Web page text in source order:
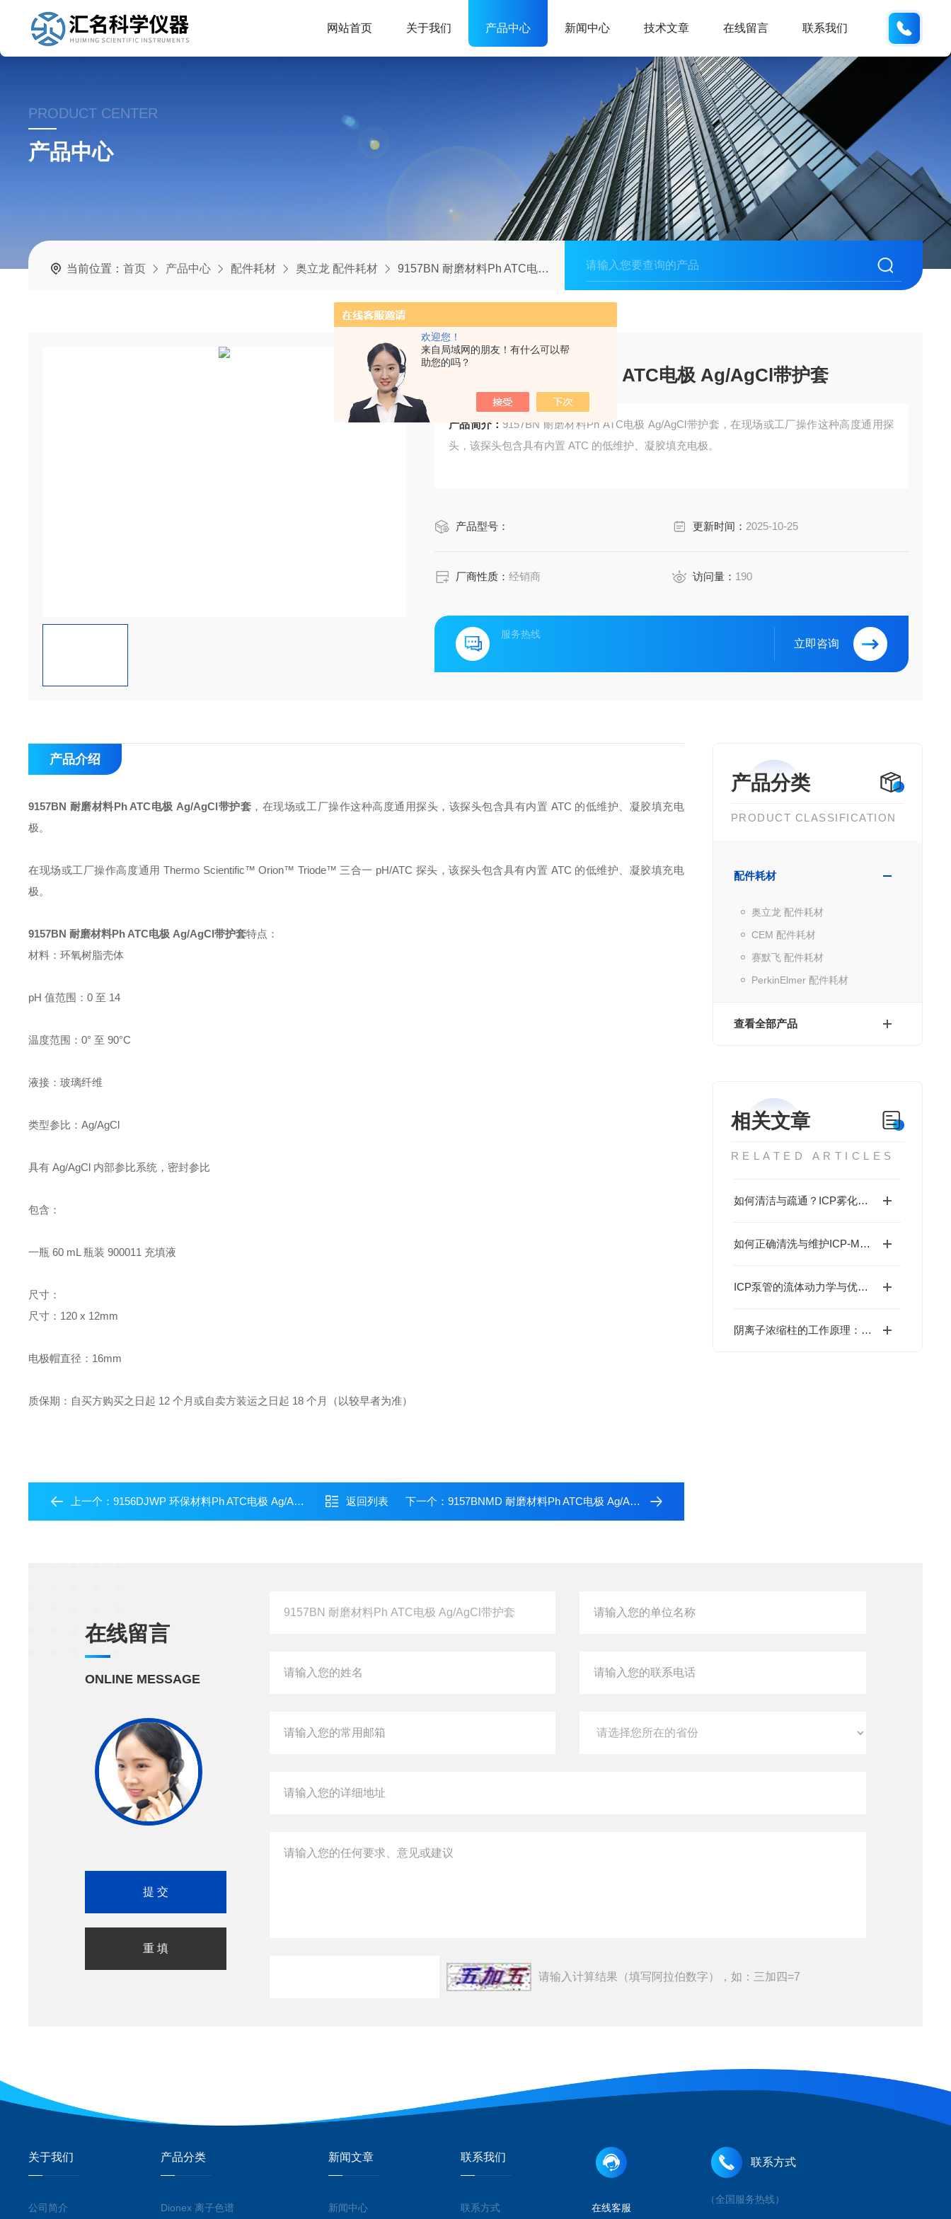
欢迎您！
来自局域网的朋友！有什么可以帮
助您的吗？
网站首页 关于我们 产品中心 新闻中心 技术文章 在线留言 联系我们
PRODUCT CENTER
产品中心
当前位置：首页 产品中心 配件耗材 奥立龙 配件耗材 9157BN 耐磨材料Ph ATC电极 Ag/AgCl带护套
9157BN 耐磨材料Ph ATC电极 Ag/AgCl带护套
产品简介： 9157BN 耐磨材料Ph ATC电极 Ag/AgCl带护套，在现场或工厂操作这种高度通用探
头，该探头包含具有内置 ATC 的低维护、凝胶填充电极。
产品型号： 更新时间： 2025-10-25
厂商性质：经销商 访问量： 190
服务热线
立即咨询
产品分类
PRODUCT CLASSIFICATION
配件耗材
奥立龙 配件耗材
CEM 配件耗材
赛默飞 配件耗材
PerkinElmer 配件耗材
查看全部产品
相关文章
RELATED ARTICLES
如何清洁与疏通？ICP雾化器堵塞的预防与处理
如何正确清洗与维护ICP-MS样品锥？酸洗、超声与专业清洗流程
ICP泵管的流体动力学与优化设计
阴离子浓缩柱的工作原理：离子交换与吸附机制解析
产品介绍
9157BN 耐磨材料Ph ATC电极 Ag/AgCl带护套 ，在现场或工厂操作这种高度通用探头，该探头包含具有内置 ATC 的低维护、凝胶填充电
极。
在现场或工厂操作高度通用 Thermo Scientific™ Orion™ Triode™ 三合一 pH/ATC 探头，该探头包含具有内置 ATC 的低维护、凝胶填充电
极。
9157BN 耐磨材料Ph ATC电极 Ag/AgCl带护套特点：
材料：环氧树脂壳体
pH 值范围：0 至 14
温度范围：0° 至 90°C
液接：玻璃纤维
类型参比：Ag/AgCl
具有 Ag/AgCl 内部参比系统，密封参比
包含：
一瓶 60 mL 瓶装 900011 充填液
尺寸：
尺寸：120 x 12mm
电极帽直径：16mm
质保期：自买方购买之日起 12 个月或自卖方装运之日起 18 个月（以较早者为准）
上一个：9156DJWP 环保材料Ph ATC电极 Ag/AgCl 返回列表 下一个： 9157BNMD 耐磨材料Ph ATC电极 Ag/AgCl
在线留言
ONLINE MESSAGE
请输入计算结果（填写阿拉伯数字），如：三加四=7
关于我们
公司简介
产品分类
Dionex 离子色谱
新闻文章
新闻中心
联系我们
联系方式 在线客服
联系方式
（全国服务热线）